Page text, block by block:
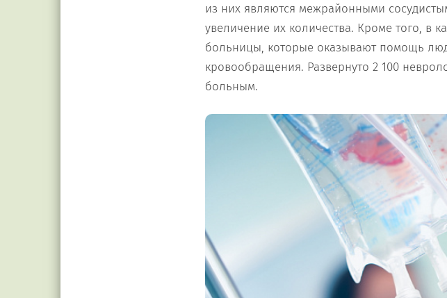
из них являются межрайонными
увеличение их количества. Кроме того, в
больницы, которые оказывают помощь
кровообращения. Развернуто 2 100
больным.